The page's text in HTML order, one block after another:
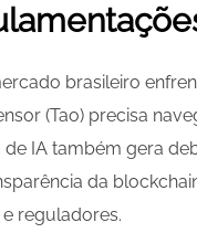
brasileiro
(Tao) precisa
IA também gera
da
reguladores.